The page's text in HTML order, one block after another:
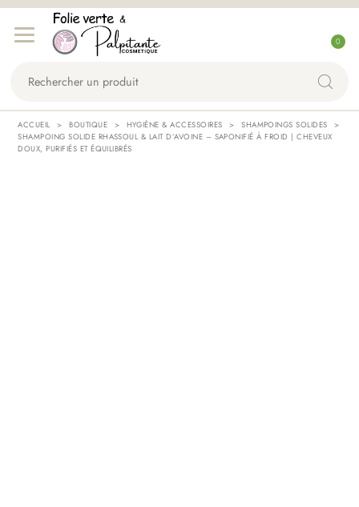
navigation
produit...
C
o
e
0
ACCUEIL BOUTIQUE HYGIÈNE & ACCESSOIRES
SHAMPOINGS SOLIDES
SHAMPOING SOLIDE RHASSOUL & LAIT D’AVOINE – SAPONIFIÉ À FROID | CHEVEUX
DOUX, PURIFIÉS ET ÉQUILIBRÉS